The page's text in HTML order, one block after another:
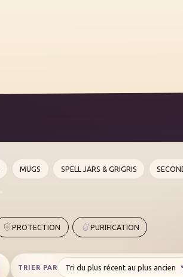
MUGS SPELL JARS & GRIGRIS
PROTECTION PURIFICATION
TRIER PAR